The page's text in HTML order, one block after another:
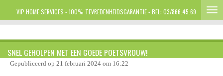
direct
de
hoofdinhoud
VIP HOME SERVICES - 100% TEVREDENHEIDSGARANTIE - BEL: 03/866.45.69
SNEL GEHOLPEN MET EEN GOEDE POETSVROUW!
Gepubliceerd op 21 februari 2024 om 16:22